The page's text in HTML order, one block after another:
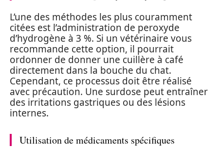
L’une des méthodes les plus couramment
citées est l’administration de peroxyde
d’hydrogène à 3 %. Si un vétérinaire vous
recommande cette option, il pourrait
ordonner de donner une cuillère à café
directement dans la bouche du chat.
Cependant, ce processus doit être réalisé
avec précaution. Une surdose peut entraîner
des irritations gastriques ou des lésions
internes.
Utilisation de médicaments spécifiques